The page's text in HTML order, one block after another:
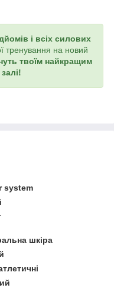
і всіх силових
тренування на новий
твоїм найкращим
system
шкіра